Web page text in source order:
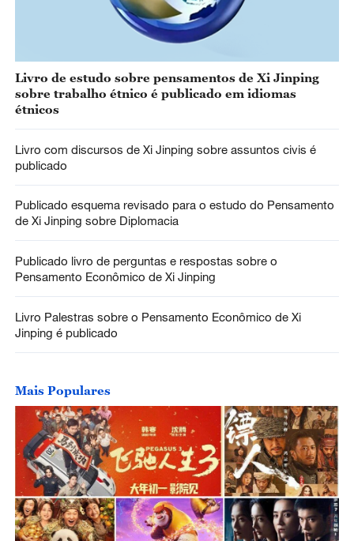
Livro de estudo sobre pensamentos de Xi Jinping
sobre trabalho étnico é publicado em idiomas
étnicos
Livro com discursos de Xi Jinping sobre assuntos civis é
publicado
Publicado esquema revisado para o estudo do Pensamento
de Xi Jinping sobre Diplomacia
Publicado livro de perguntas e respostas sobre o
Pensamento Econômico de Xi Jinping
Livro Palestras sobre o Pensamento Econômico de Xi
Jinping é publicado
Mais Populares